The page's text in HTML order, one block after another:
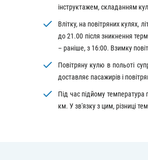
інструктажем, складанням
Влітку, на повітряних кулях,
до 21.00 після зникнення
– раніше, з 16:00. Взимку
Повітряну кулю в польоті
доставляє пасажирів і
Під час підйому температура
км. У зв'язку з цим, різниці